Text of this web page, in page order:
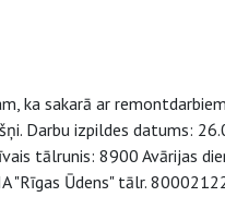
ka sakarā ar
Darbu izpildes datums:
tālrunis: 8900 Avārijas
"Rīgas Ūdens" tālr.